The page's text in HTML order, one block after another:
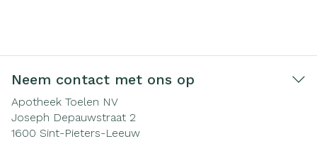
Neem contact met ons op
Apotheek Toelen NV
Joseph Depauwstraat 2
1600 Sint-Pieters-Leeuw